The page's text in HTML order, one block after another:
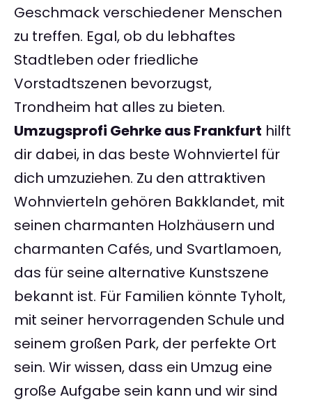
Geschmack verschiedener Menschen
zu treffen. Egal, ob du lebhaftes
Stadtleben oder friedliche
Vorstadtszenen bevorzugst,
Trondheim hat alles zu bieten.
Umzugsprofi Gehrke aus Frankfurt hilft
dir dabei, in das beste Wohnviertel für
dich umzuziehen. Zu den attraktiven
Wohnvierteln gehören Bakklandet, mit
seinen charmanten Holzhäusern und
charmanten Cafés, und Svartlamoen,
das für seine alternative Kunstszene
bekannt ist. Für Familien könnte Tyholt,
mit seiner hervorragenden Schule und
seinem großen Park, der perfekte Ort
sein. Wir wissen, dass ein Umzug eine
große Aufgabe sein kann und wir sind